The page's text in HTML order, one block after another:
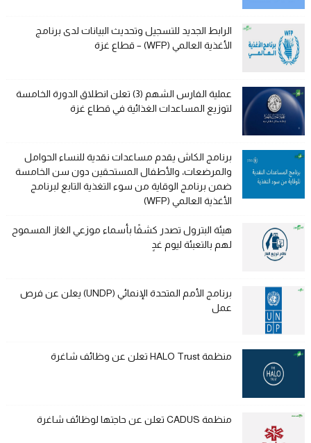
الرابط الجديد للتسجيل وتحديث البيانات لدى برنامج
الأغذية العالمي (WFP) – قطاع غزة
عملية الفارس الشهم (3) تعلن انطلاق الدورة الخامسة
لتوزيع المساعدات الغذائية في قطاع غزة
برنامج الكاش يقدم مساعدات نقدية للنساء الحوامل
والمرضعات، والأطفال المستحقين دون سن الخامسة
ضمن برنامج الوقاية من سوء التغذية التابع لبرنامج
الأغذية العالمي (WFP)
هيئة البترول تصدر كشفًا بأسماء موزعي الغاز المسموح
لهم بالتعبئة ليوم غدٍ
برنامج الأمم المتحدة الإنمائي (UNDP) يعلن عن فرص
عمل
منظمة HALO Trust تعلن عن وظائف شاغرة
منظمة CADUS تعلن عن حاجتها لوظائف شاغرة